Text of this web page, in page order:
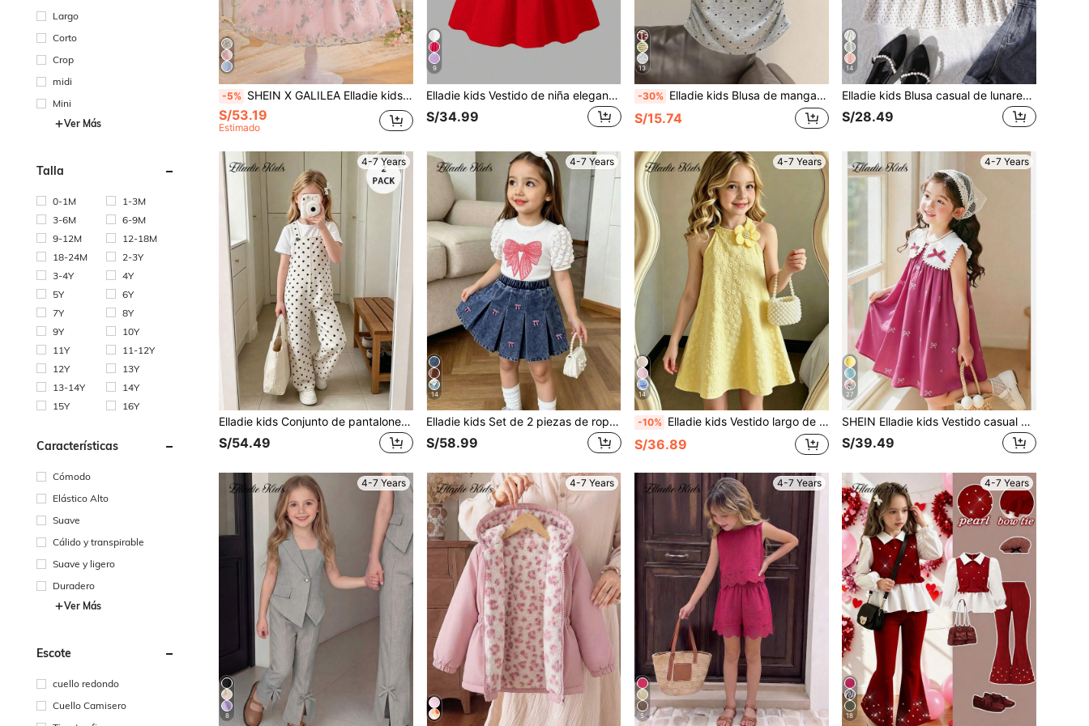
Largo
Corto
Crop
midi
Mini
Ver Más
Talla
0-1M
1-3M
3-6M
6-9M
9-12M
12-18M
18-24M
2-3Y
3-4Y
4Y
5Y
6Y
7Y
8Y
9Y
10Y
11Y
11-12Y
12Y
13Y
13-14Y
14Y
15Y
16Y
Características
Cómodo
Elástico Alto
Suave
Cálido y transpirable
Suave y ligero
Duradero
Ver Más
Escote
cuello redondo
Cuello Camisero
-5% SHEIN X GALILEA Elladie kids Vestido de malla con bordado y corte evasé sin mangas para niñas pequeñas, con decoración elegante de lazo 3D que aporta dulzura y ternura. Adecuado para salidas, picnics en el parque para que las niñas pequeñas luzcan un estilo de princesa elegante, primavera/verano.
S/53.19
Estimado
9
Elladie kids Vestido de niña elegante de unicolor con lazo 3D y pliegues en los tirantes, nuevas llegadas de primavera/verano apropiado para salidas, fiestas y eventos
S/34.99
13
-30% Elladie kids Blusa de manga corta con hombro asimétrico y estampado de mariposas para niñas preadolescentes, casual y cómoda para primavera/verano, conjunto de verano versátil adecuado para actividades al aire libre, picnics, fotografía callejera, vacaciones, días festivos y regalos
S/15.74
14
Elladie kids Blusa casual de lunares blancos para niñas, tops de verano, diseño suave y de moda, versátil para vacaciones, viajes, campus y uso diario
S/28.49
4-7 Years
Elladie kids Conjunto de pantalones de peto con lunares para niñas, camiseta de manga corta + pantalones de peto de pierna ancha con lunares, dulce, casual, minimalista, suave para uso diario, versátil para uso diario, adecuado para zapatos de lona, zapatos de cuero, sandalias, uso diario en casa, salidas al aire libre, atuendos escolares, reuniones casuales, viajes cortos
S/54.49
4-7 Years
14
Elladie kids Set de 2 piezas de ropa de primavera/verano para niñas, blusa de manga corta blanca + falda vaquera; diseño de manga abullonada con volante en el puño, estampado de lazo rosa en el pecho, falda plisada con estampado de lazo rosa, estilo dulce y lindo adecuado para salidas diarias y actividades de padres e hijos
S/58.99
4-7 Years
14
-10% Elladie kids Vestido largo de niña amarillo claro con decoración de flor 3D, cuello halter + adorno de estambre de perla, textura jacquard, estilo elegante de princesa, adecuado para banquetes / fiestas de cumpleaños, adecuado para ambiente festivo diario / reuniones familiares de fiesta, atuendos llamativos, verano
S/36.89
4-7 Years
27
SHEIN Elladie kids Vestido casual para niñas con estampado de lazos verdes, cuello blanco y decoración de lazos 3D
S/39.49
4-7 Years
8
4-7 Years 4-7 Years
5
4-7 Years
18